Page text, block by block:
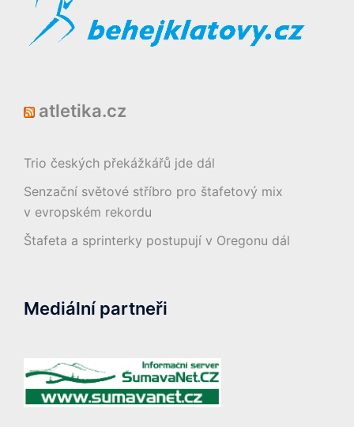
atletika.cz
Trio českých překážkářů jde dál
Senzační světové stříbro pro štafetový mix
v evropském rekordu
Štafeta a sprinterky postupují v Oregonu dál
Mediální partneři